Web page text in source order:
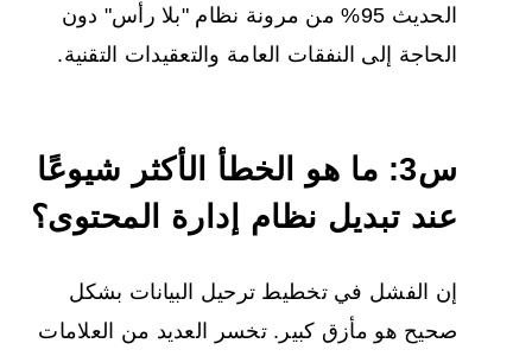
الحديث 95% من مرونة نظام "بلا رأس" دون
الحاجة إلى النفقات العامة والتعقيدات التقنية.
س3: ما هو الخطأ الأكثر شيوعًا
عند تبديل نظام إدارة المحتوى؟
إن الفشل في تخطيط ترحيل البيانات بشكل
صحيح هو مأزق كبير. تخسر العديد من العلامات